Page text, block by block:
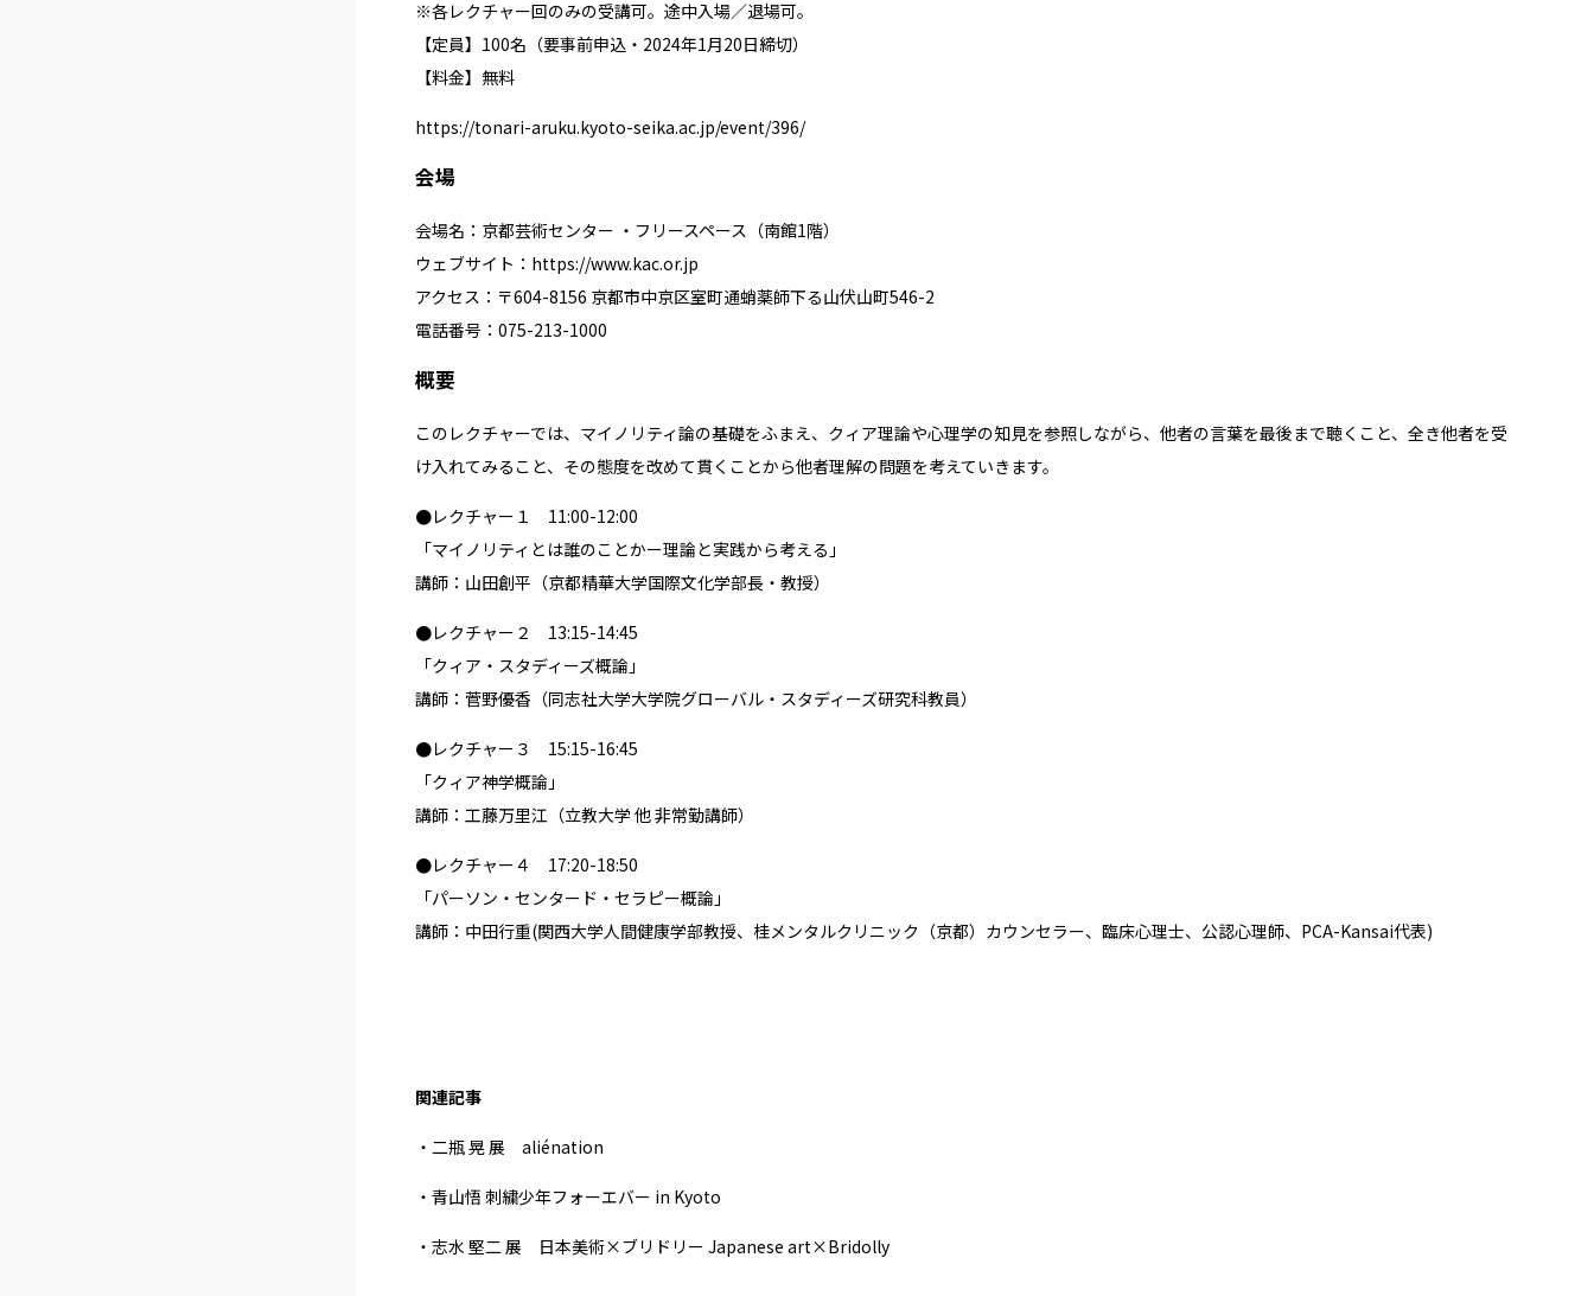
※各レクチャー回のみの受講可。途中入場／退場可。
【定員】100名（要事前申込・2024年1月20日締切）
【料金】無料
https://tonari-aruku.kyoto-seika.ac.jp/event/396/
会場
会場名：京都芸術センター ・フリースペース（南館1階）
ウェブサイト： https://www.kac.or.jp
アクセス：〒604-8156 京都市中京区室町通蛸薬師下る山伏山町546-2
電話番号：075-213-1000
概要
このレクチャーでは、マイノリティ論の基礎をふまえ、クィア理論や心理学の知見を参照しながら、他者の言葉を最後まで聴くこと、全き他者を受
け入れてみること、その態度を改めて貫くことから他者理解の問題を考えていきます。
●レクチャー１ 11:00-12:00
「マイノリティとは誰のことかー理論と実践から考える」
講師：山田創平（京都精華大学国際文化学部長・教授）
●レクチャー２ 13:15-14:45
「クィア・スタディーズ概論」
講師：菅野優香（同志社大学大学院グローバル・スタディーズ研究科教員）
●レクチャー３ 15:15-16:45
「クィア神学概論」
講師：工藤万里江（立教大学 他 非常勤講師）
●レクチャー４ 17:20-18:50
「パーソン・センタード・セラピー概論」
講師：中田行重(関西大学人間健康学部教授、桂メンタルクリニック（京都）カウンセラー、臨床心理士、公認心理師、PCA-Kansai代表)
関連記事
・二瓶 晃 展 aliénation
・青山悟 刺繍少年フォーエバー in Kyoto
・志水 堅二 展 日本美術×ブリドリー Japanese art×Bridolly